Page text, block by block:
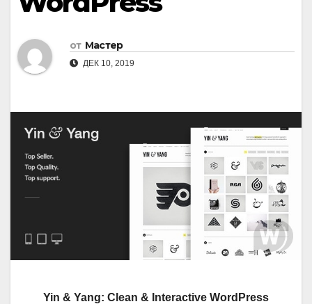
от Мастер
ДЕК 10, 2019
Yin & Yang: Clean & Interactive WordPress